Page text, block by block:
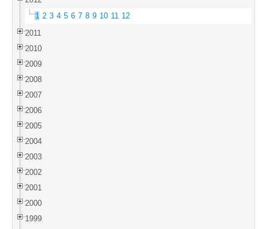
1 2 3 4 5 6 7 8 9 10 11 12
2011
2010
2009
2008
2007
2006
2005
2004
2003
2002
2001
2000
1999